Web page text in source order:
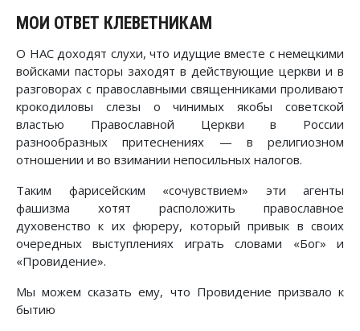
МОИ ОТВЕТ КЛЕВЕТНИКАМ
О НАС доходят слухи, что идущие вместе с немецкими
войсками пасторы заходят в действующие церкви и в
разговорах с православными священниками проливают
крокодиловы слезы о чинимых якобы советской
властью Православной Церкви в России
разнообразных притеснениях — в религиозном
отношении и во взимании непосильных налогов.
Таким фарисейским «сочувствием» эти агенты
фашизма хотят расположить православное
духовенство к их фюреру, который привык в своих
очередных выступлениях играть словами «Бог» и
«Провидение».
Мы можем сказать ему, что Провидение призвало к
бытию